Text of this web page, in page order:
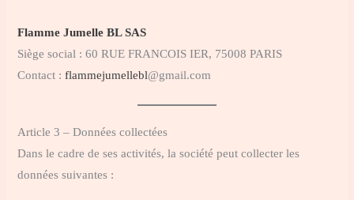
Flamme Jumelle BL SAS
Siège social : 60 RUE FRANCOIS IER, 75008 PARIS
Contact :flammejumellebl@gmail.com
Article 3 – Données collectées
Dans le cadre de ses activités, la société peut collecter les
données suivantes :